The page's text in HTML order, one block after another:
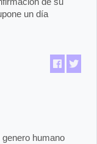
un día
humano